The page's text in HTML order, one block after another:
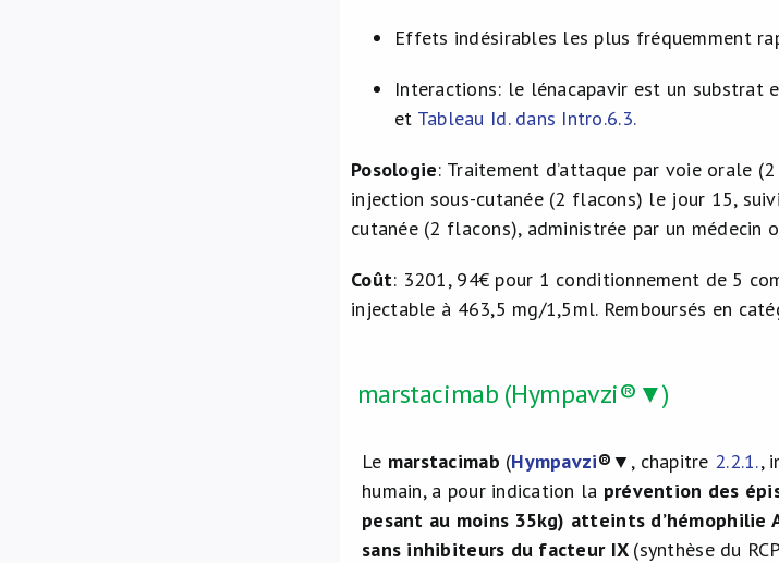
Effets indésirables les plus fréquemment
Interactions: le lénacapavir est un substrat
et Tableau Id. dans Intro.6.3.
Posologie: Traitement d’attaque par voie orale
injection sous-cutanée (2 flacons) le jour 15,
cutanée (2 flacons), administrée par un médecin
Coût: 3201, 94€ pour 1 conditionnement de 5
injectable à 463,5 mg/1,5ml. Remboursés en
marstacimab (Hympavzi®▼)
Le marstacimab (Hympavzi®▼, chapitre 2.2.1.,
humain, a pour indication la prévention des
pesant au moins 35kg) atteints d’hémophilie
sans inhibiteurs du facteur IX (synthèse du